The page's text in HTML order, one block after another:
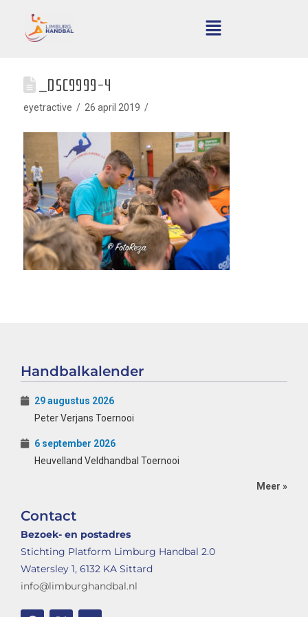
_DSC9999-4
eyetractive 26 april 2019
Handbalkalender
29 augustus 2026
Peter Verjans Toernooi
6 september 2026
Heuvelland Veldhandbal Toernooi
Meer »
Contact
Bezoek- en postadres
Stichting Platform Limburg Handbal 2.0
Watersley 1, 6132 KA Sittard
info@limburghandbal.nl